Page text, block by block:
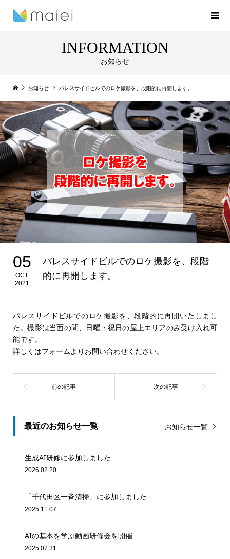
INFORMATION
お知らせ
お知らせ パレスサイドビルでのロケ撮影を、段階的に再開します。
05
OCT
2021
パレスサイドビルでのロケ撮影を、段階
的に再開します。
パレスサイドビルでのロケ撮影を、段階的に再開いたしまし
た。撮影は当面の間、日曜・祝日の屋上エリアのみ受け入れ可
能です。
詳しくはフォームよりお問い合わせください。
最近のお知らせ一覧 お知らせ一覧
生成AI研修に参加しました
2026.02.20
「千代田区一斉清掃」に参加しました
2025.11.07
AIの基本を学ぶ動画研修会を開催
2025.07.31